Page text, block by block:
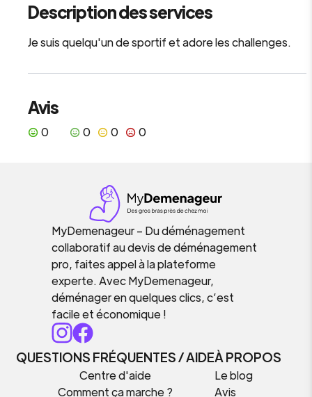
Description des services
Je suis quelqu'un de sportif et adore les challenges.
Avis
0 0 0 0
MyDemenageur – Du déménagement
collaboratif au devis de déménagement
pro, faites appel à la plateforme
experte. Avec MyDemenageur,
déménager en quelques clics, c’est
facile et économique !
QUESTIONS FRÉQUENTES / AIDE
Centre d'aide
Comment ça marche ?
À PROPOS
Le blog
Avis